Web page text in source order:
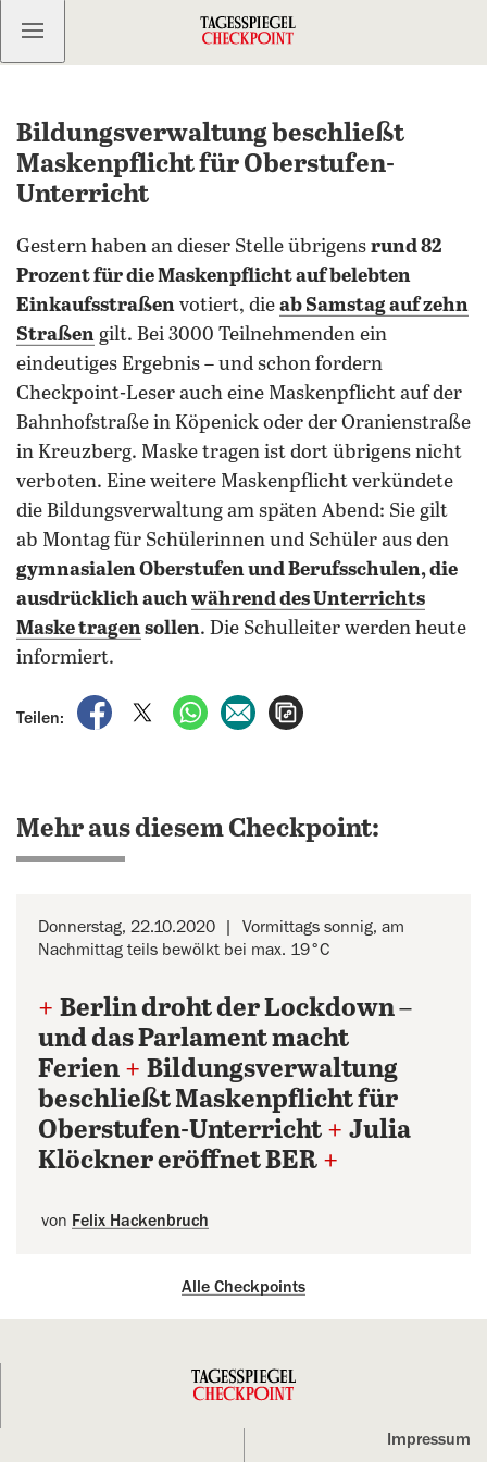
Kostenlos anmelden
Bildungsverwaltung beschließt
Maskenpflicht für Oberstufen-
Unterricht
Gestern haben an dieser Stelle übrigens rund 82
Prozent für die Maskenpflicht auf belebten
Einkaufsstraßen votiert, die ab Samstag auf zehn
Straßen gilt. Bei 3000 Teilnehmenden ein
eindeutiges Ergebnis – und schon fordern
Checkpoint-Leser auch eine Maskenpflicht auf der
Bahnhofstraße in Köpenick oder der Oranienstraße
in Kreuzberg. Maske tragen ist dort übrigens nicht
verboten. Eine weitere Maskenpflicht verkündete
die Bildungsverwaltung am späten Abend: Sie gilt
ab Montag für Schülerinnen und Schüler aus den
gymnasialen Oberstufen und Berufsschulen, die
ausdrücklich auchwährend des Unterrichts
Maske tragensollen. Die Schulleiter werden heute
informiert.
Teilen:
auf Facebook teilen
auf X teilenper WhatsApp teilen
per E-Mail teilen
Mehr aus diesem Checkpoint:
Donnerstag, 22.10.2020
Vormittags sonnig, am
Nachmittag teils bewölkt bei max. 19°C
+ Berlin droht der Lockdown –
und das Parlament macht
Ferien + Bildungsverwaltung
beschließt Maskenpflicht für
Oberstufen-Unterricht + Julia
Klöckner eröffnet BER +
von Felix Hackenbruch
Alle Checkpoints
Impressum